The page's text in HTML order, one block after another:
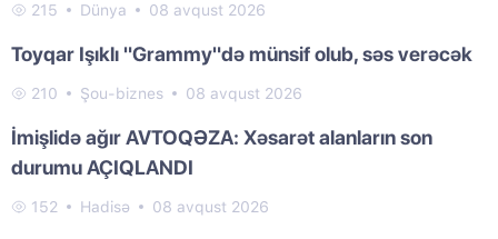
215 Dünya 08 avqust 2026
Toyqar Işıklı "Grammy"də münsif olub, səs verəcək
210 Şou-biznes 08 avqust 2026
İmişlidə ağır AVTOQƏZA: Xəsarət alanların son
durumu AÇIQLANDI
152 Hadisə 08 avqust 2026